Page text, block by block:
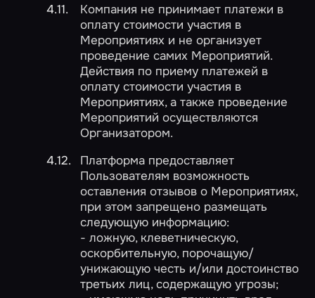
Компания не принимает платежи в
оплату стоимости участия в
Мероприятиях и не организует
проведение самих Мероприятий.
Действия по приему платежей в
оплату стоимости участия в
Мероприятиях, а также проведение
Мероприятий осуществляются
Организатором.
Платформа предоставляет
Пользователям возможность
оставления отзывов о Мероприятиях,
при этом запрещено размещать
следующую информацию:
- ложную, клеветническую,
оскорбительную, порочащую/
унижающую честь и/или достоинство
третьих лиц, содержащую угрозы;